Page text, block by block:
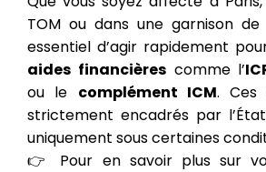
TOM ou dans une garnison
essentiel d’agir rapidement
aides financièrescomme l’
ou le complément ICM. Ces
strictement encadrés par
uniquement sous certaines
👉 Pour en savoir plus sur